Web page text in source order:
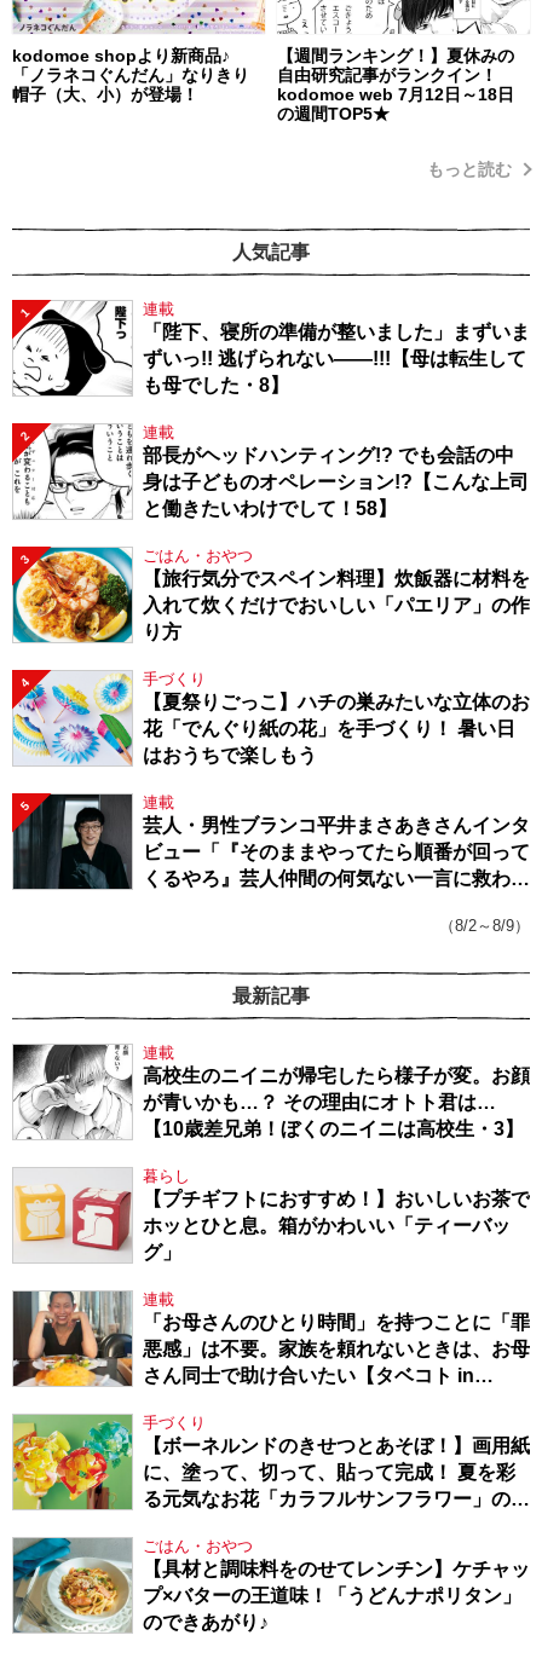
kodomoe shopより新商品♪
「ノラネコぐんだん」なりきり
帽子（大、小）が登場！
【週間ランキング！】夏休みの
自由研究記事がランクイン！
kodomoe web 7月12日～18日
の週間TOP5★
もっと読む
人気記事
1 連載
「陛下、寝所の準備が整いました」まずいま
ずいっ!! 逃げられない――!!!【母は転生して
も母でした・8】
2 連載
部長がヘッドハンティング!? でも会話の中
身は子どものオペレーション!?【こんな上司
と働きたいわけでして！58】
3 ごはん・おやつ
【旅行気分でスペイン料理】炊飯器に材料を
入れて炊くだけでおいしい「パエリア」の作
り方
4 手づくり
【夏祭りごっこ】ハチの巣みたいな立体のお
花「でんぐり紙の花」を手づくり！ 暑い日
はおうちで楽しもう
5 連載
芸人・男性ブランコ平井まさあきさんインタ
ビュー「『そのままやってたら順番が回って
くるやろ』芸人仲間の何気ない一言に救われ
（8/2～8/9）
最新記事
連載
高校生のニイニが帰宅したら様子が変。お顔
が青いかも…？ その理由にオトト君は…
【10歳差兄弟！ぼくのニイニは高校生・3】
暮らし
【プチギフトにおすすめ！】おいしいお茶で
ホッとひと息。箱がかわいい「ティーバッ
グ」
連載
「お母さんのひとり時間」を持つことに「罪
悪感」は不要。家族を頼れないときは、お母
さん同士で助け合いたい【タベコト in
手づくり
【ボーネルンドのきせつとあそぼ！】画用紙
に、塗って、切って、貼って完成！ 夏を彩
る元気なお花「カラフルサンフラワー」の作
ごはん・おやつ
【具材と調味料をのせてレンチン】ケチャッ
プ×バターの王道味！「うどんナポリタン」
のできあがり♪